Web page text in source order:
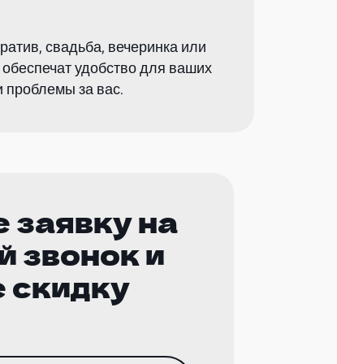
свадьба, вечеринка или
удобство для ваших
проблемы за вас.
заявку на
звонок и
скидку